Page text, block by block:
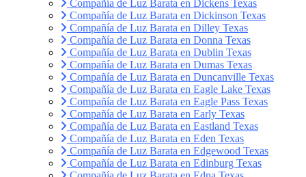
Compañía de Luz Barata en Dickens Texas
Compañía de Luz Barata en Dickinson Texas
Compañía de Luz Barata en Dilley Texas
Compañía de Luz Barata en Donna Texas
Compañía de Luz Barata en Dublin Texas
Compañía de Luz Barata en Dumas Texas
Compañía de Luz Barata en Duncanville Texas
Compañía de Luz Barata en Eagle Lake Texas
Compañía de Luz Barata en Eagle Pass Texas
Compañía de Luz Barata en Early Texas
Compañía de Luz Barata en Eastland Texas
Compañía de Luz Barata en Eden Texas
Compañía de Luz Barata en Edgewood Texas
Compañía de Luz Barata en Edinburg Texas